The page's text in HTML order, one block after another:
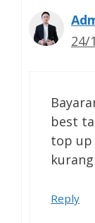
24/
best
top up
Reply